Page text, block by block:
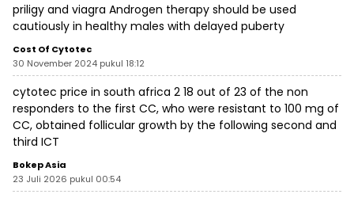
priligy and viagra Androgen therapy should be used
cautiously in healthy males with delayed puberty
Cost Of Cytotec
30 November 2024 pukul 18:12
cytotec price in south africa 2 18 out of 23 of the non
responders to the first CC, who were resistant to 100 mg of
CC, obtained follicular growth by the following second and
third ICT
Bokep Asia
23 Juli 2026 pukul 00:54